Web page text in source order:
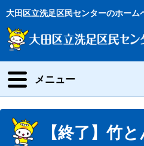
大田区立洗足区民センターのホーム
メニュー
【終了】竹